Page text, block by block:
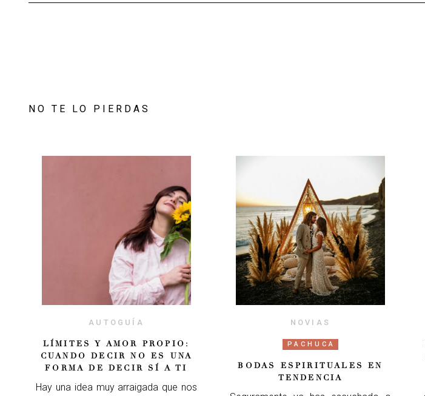
NO TE LO PIERDAS
AUTOGUÍA
LÍMITES Y AMOR PROPIO:
CUANDO DECIR NO ES UNA
FORMA DE DECIR SÍ A TI
Hay una idea muy arraigada que nos
NOVIAS
PACHUCA
BODAS ESPIRITUALES EN
TENDENCIA